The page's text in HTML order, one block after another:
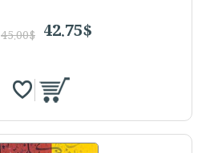
42.75$
45.00$